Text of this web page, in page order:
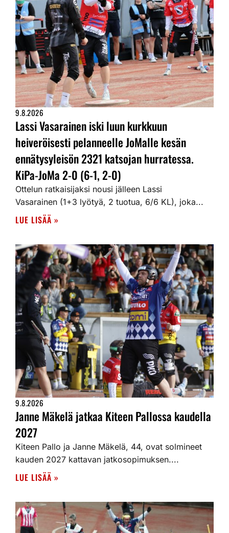
9.8.2026
Lassi Vasarainen iski luun kurkkuun
heiveröisesti pelanneelle JoMalle kesän
ennätysyleisön 2321 katsojan hurratessa.
KiPa-JoMa 2-0 (6-1, 2-0)
Ottelun ratkaisijaksi nousi jälleen Lassi
Vasarainen (1+3 lyötyä, 2 tuotua, 6/6 KL), joka...
LUE LISÄÄ »
9.8.2026
Janne Mäkelä jatkaa Kiteen Pallossa kaudella
2027
Kiteen Pallo ja Janne Mäkelä, 44, ovat solmineet
kauden 2027 kattavan jatkosopimuksen....
LUE LISÄÄ »